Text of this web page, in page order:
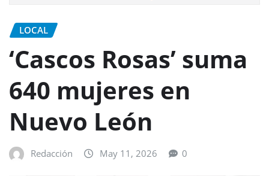
LOCAL
‘Cascos Rosas’ suma
640 mujeres en
Nuevo León
Redacción May 11, 2026 0